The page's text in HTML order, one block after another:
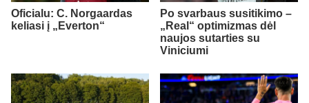
Oficialu: C. Norgaardas
keliasi į „Everton“
Po svarbaus susitikimo –
„Real“ optimizmas dėl
naujos sutarties su
Viniciumi